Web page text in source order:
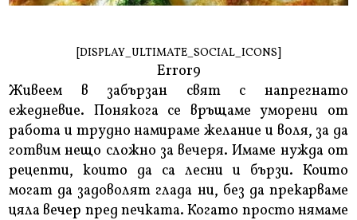
[DISPLAY_ULTIMATE_SOCIAL_ICONS]
Error9
Живеем в забързан свят с напрегнато
ежедневие. Понякога се връщаме уморени от
работа и трудно намираме желание и воля, за да
готвим нещо сложно за вечеря. Имаме нужда от
рецепти, които да са лесни и бързи. Които
могат да задоволят глада ни, без да прекарваме
цяла вечер пред печката. Когато просто нямаме